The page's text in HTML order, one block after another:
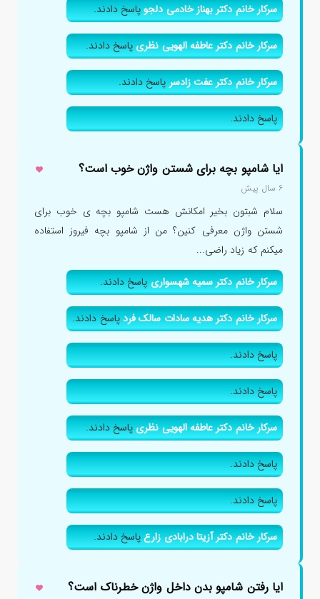
سرکار خانم دکتر بهناز خادمی دلجوپاسخ دادند.
سرکار خانم دکتر عاطفه الهویی نظریپاسخ دادند.
سرکار خانم دکتر عفت زادسرپاسخ دادند.
پاسخ دادند.
ایا شامپو بچه برای شستن واژن خوب است؟
۶ سال پیش
سلام شبتون بخیر امکانش هست شامپو بچه ی خوب برای
شستن واژن معرفی کنین؟ من از شامپو بچه فیروز استفاده
میکنم که زیاد راضی...
سرکار خانم دکتر سمیه شهسواریپاسخ دادند.
سرکار خانم دکتر هدیه سادات سالک فردپاسخ دادند.
پاسخ دادند.
پاسخ دادند.
سرکار خانم دکتر عاطفه الهویی نظریپاسخ دادند.
پاسخ دادند.
پاسخ دادند.
سرکار خانم دکتر آزیتا درابادی زارعپاسخ دادند.
ایا رفتن شامپو بدن داخل واژن خطرناک است؟